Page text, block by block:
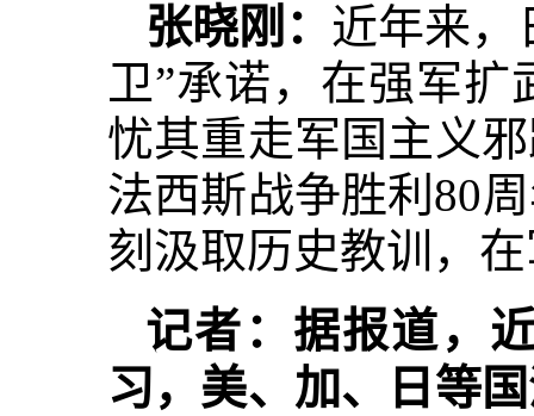
张晓刚： 近年来，
卫”承诺，在强军
忧其重走军国主义
法西斯战争胜利80
刻汲取历史教训，
记者：据报道，
习，美、加、日等